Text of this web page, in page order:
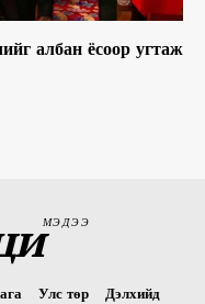
албан ёсоор угтаж
МЭДЭЭ
Улс төр
Дэлхийд